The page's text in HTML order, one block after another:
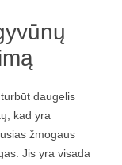
daugelis
kad yra
žmogaus
Jis yra visada